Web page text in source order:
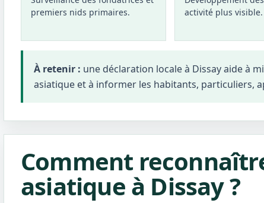
premiers nids primaires.
activité plus visible.
À retenir : une déclaration locale à Dissay aide à
asiatique et à informer les habitants, particuliers,
Comment
asiatique à Dissay ?